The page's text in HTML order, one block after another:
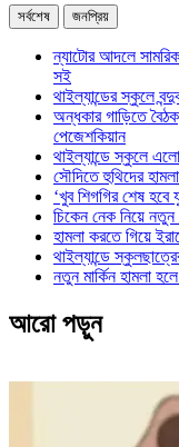
সর্বশেষ জনপ্রিয়
ন্যাটোর আদলে
সই
থাইল্যান্ডের স্কুলে
অন্ধকার গাড়িতে
পেজেশকিয়ান
থাইল্যান্ডে স্কুলে
সৌদিতে হুথিদের
‘খুব শিগগির শেষ হবে
চিকেন নেক নিয়ে
হামলা করতে গিয়ে
থাইল্যান্ডে
নতুন মার্কিন হামলা
আরো পড়ুন